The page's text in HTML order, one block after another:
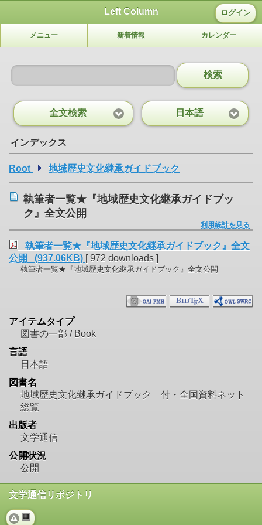
Left Column ログイン
メニュー 新着情報 カレンダー
検索
全文検索 日本語
インデックス
Root 地域歴史文化継承ガイドブック
執筆者一覧★『地域歴史文化継承ガイドブッ
ク』全文公開
利用統計を見る
執筆者一覧★『地域歴史文化継承ガイドブック』全文
公開 (937.06KB) [ 972 downloads ]
執筆者一覧★『地域歴史文化継承ガイドブック』全文公開
アイテムタイプ
図書の一部 / Book
言語
日本語
図書名
地域歴史文化継承ガイドブック 付・全国資料ネット
総覧
出版者
文学通信
公開状況
公開
文学通信リポジトリ